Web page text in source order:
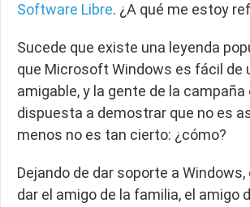
Software Libre. ¿A qué me estoy
Sucede que existe una leyenda
que Microsoft Windows es fácil de
amigable, y la gente de la
dispuesta a demostrar que no es
menos no es tan cierto: ¿cómo?
Dejando de dar soporte a
dar el amigo de la familia, el amigo